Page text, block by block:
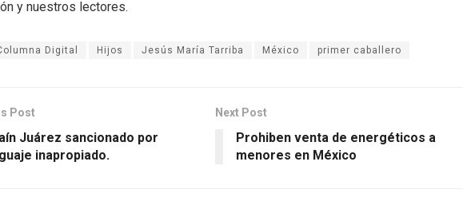
y nuestros lectores.
Digital Hijos Jesús María Tarriba México primer caballero
Post
Juárez sancionado por
inapropiado.
Next Post
Prohiben venta de energéticos a
menores en México